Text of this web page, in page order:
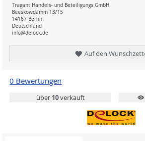
Tragant Handels- und Beteiligungs GmbH
Beeskowdamm 13/15
14167 Berlin
Deutschland
info@delock.de
Auf den
0 Bewertungen
über 10verkauft